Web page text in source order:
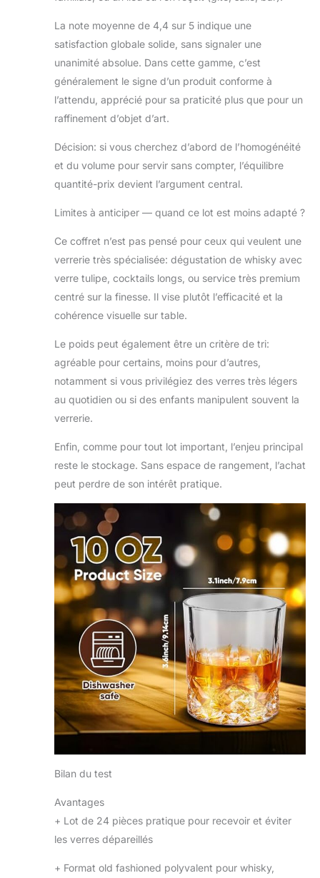
La note moyenne de 4,4 sur 5 indique une
satisfaction globale solide, sans signaler une
unanimité absolue. Dans cette gamme, c’est
généralement le signe d’un produit conforme à
l’attendu, apprécié pour sa praticité plus que pour un
raffinement d’objet d’art.
Décision: si vous cherchez d’abord de l’homogénéité
et du volume pour servir sans compter, l’équilibre
quantité-prix devient l’argument central.
Limites à anticiper — quand ce lot est moins adapté ?
Ce coffret n’est pas pensé pour ceux qui veulent une
verrerie très spécialisée: dégustation de whisky avec
verre tulipe, cocktails longs, ou service très premium
centré sur la finesse. Il vise plutôt l’efficacité et la
cohérence visuelle sur table.
Le poids peut également être un critère de tri:
agréable pour certains, moins pour d’autres,
notamment si vous privilégiez des verres très légers
au quotidien ou si des enfants manipulent souvent la
verrerie.
Enfin, comme pour tout lot important, l’enjeu principal
reste le stockage. Sans espace de rangement, l’achat
peut perdre de son intérêt pratique.
Bilan du test
Avantages
+ Lot de 24 pièces pratique pour recevoir et éviter
les verres dépareillés
+ Format old fashioned polyvalent pour whisky,